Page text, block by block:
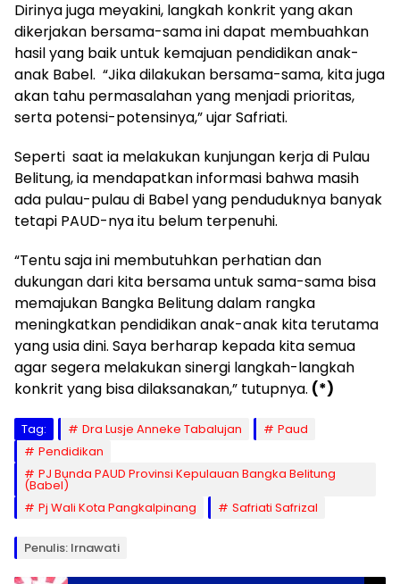
Dirinya juga meyakini, langkah konkrit yang akan
dikerjakan bersama-sama ini dapat membuahkan
hasil yang baik untuk kemajuan pendidikan anak-
anak Babel. “Jika dilakukan bersama-sama, kita juga
akan tahu permasalahan yang menjadi prioritas,
serta potensi-potensinya,” ujar Safriati.
Seperti saat ia melakukan kunjungan kerja di Pulau
Belitung, ia mendapatkan informasi bahwa masih
ada pulau-pulau di Babel yang penduduknya banyak
tetapi PAUD-nya itu belum terpenuhi.
“Tentu saja ini membutuhkan perhatian dan
dukungan dari kita bersama untuk sama-sama bisa
memajukan Bangka Belitung dalam rangka
meningkatkan pendidikan anak-anak kita terutama
yang usia dini. Saya berharap kepada kita semua
agar segera melakukan sinergi langkah-langkah
konkrit yang bisa dilaksanakan,” tutupnya. (*)
Tag: Dra Lusje Anneke Tabalujan
Paud
Pendidikan
PJ Bunda PAUD Provinsi Kepulauan Bangka Belitung
(Babel)
Pj Wali Kota Pangkalpinang
Safriati Safrizal
Penulis: Irnawati